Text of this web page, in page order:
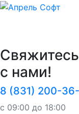
Свяжитесь
с нами!
8 (831) 200-
с 09:00 до 18:00